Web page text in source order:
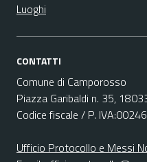
Luoghi
CONTATTI
Comune di Camporosso
Piazza Garibaldi n. 35,
Codice fiscale / P.
Ufficio Protocollo e Messi